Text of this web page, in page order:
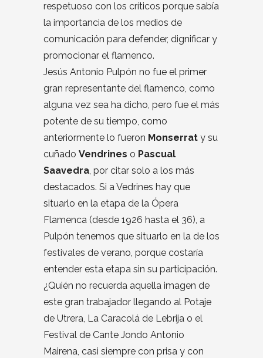
respetuoso con los críticos porque sabía
la importancia de los medios de
comunicación para defender, dignificar y
promocionar el flamenco.
Jesús Antonio Pulpón no fue el primer
gran representante del flamenco, como
alguna vez sea ha dicho, pero fue el más
potente de su tiempo, como
anteriormente lo fueron Monserrat y su
cuñado Vendrines o Pascual
Saavedra, por citar solo a los más
destacados. Si a Vedrines hay que
situarlo en la etapa de la Ópera
Flamenca (desde 1926 hasta el 36), a
Pulpón tenemos que situarlo en la de los
festivales de verano, porque costaría
entender esta etapa sin su participación.
¿Quién no recuerda aquella imagen de
este gran trabajador llegando al Potaje
de Utrera, La Caracolá de Lebrija o el
Festival de Cante Jondo Antonio
Mairena, casi siempre con prisa y con